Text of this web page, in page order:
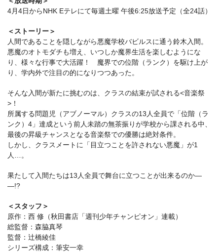
4月4日からNHK Eテレにて毎週土曜 午後6:25放送予定（全24話）
＜ストーリー＞
人間であることを隠しながら悪魔学校バビルスに通う鈴木入間。
悪魔のオトモダチも増え、いつしか魔界生活を楽しむようにな
り、様々な行事で大活躍！ 魔界での位階（ランク）を駆け上が
り、学内外で注目の的になりつつあった。
そんな入間が新たに挑むのは、クラスの結束が試される<音楽祭
>！
所属する問題児（アブノーマル）クラスの13人全員で「位階（ラ
ンク）4」達成という前人未踏の無茶振りが学校から課される中、
最後の昇級チャンスとなる音楽祭での優勝は絶対条件。
しかし、クラスメートに「目立つことを許されない悪魔」が1
人…。
果たして入間たちは13人全員で舞台に立つことが出来るのか―
―!?
＜スタッフ＞
原作：西 修（秋田書店「週刊少年チャンピオン」連載）
総監督：森脇真琴
監督：辻橋綾佳
シリーズ構成：筆安一幸